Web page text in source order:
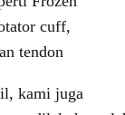
cuff,
tendon
kami juga